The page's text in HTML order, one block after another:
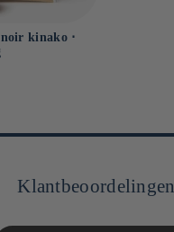
kinako ⋅
Klantbeoordelingen